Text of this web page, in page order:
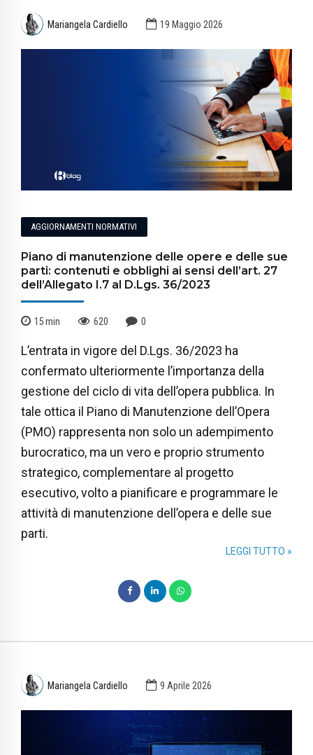
Mariangela Cardiello 19 Maggio 2026
AGGIORNAMENTI NORMATIVI
Piano di manutenzione delle opere e delle sue
parti: contenuti e obblighi ai sensi dell’art. 27
dell’Allegato I.7 al D.Lgs. 36/2023
15min 620 0
L’entrata in vigore del D.Lgs. 36/2023 ha
confermato ulteriormente l’importanza della
gestione del ciclo di vita dell’opera pubblica. In
tale ottica il Piano di Manutenzione dell’Opera
(PMO) rappresenta non solo un adempimento
burocratico, ma un vero e proprio strumento
strategico, complementare al progetto
esecutivo, volto a pianificare e programmare le
attività di manutenzione dell’opera e delle sue
parti.
LEGGI TUTTO »
Mariangela Cardiello 9 Aprile 2026